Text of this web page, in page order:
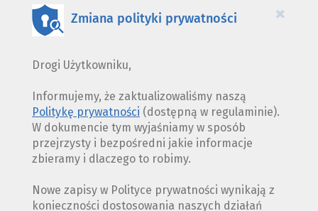
×
Zmiana polityki prywatności
Drogi Użytkowniku,
Informujemy, że zaktualizowaliśmy naszą
Politykę prywatności (dostępną w regulaminie).
W dokumencie tym wyjaśniamy w sposób
przejrzysty i bezpośredni jakie informacje
zbieramy i dlaczego to robimy.
Nowe zapisy w Polityce prywatności wynikają z
konieczności dostosowania naszych działań